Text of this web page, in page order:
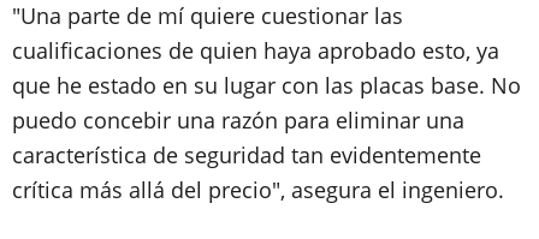
"Una parte de mí quiere cuestionar las
cualificaciones de quien haya aprobado esto, ya
que he estado en su lugar con las placas base. No
puedo concebir una razón para eliminar una
característica de seguridad tan evidentemente
crítica más allá del precio", asegura el ingeniero.